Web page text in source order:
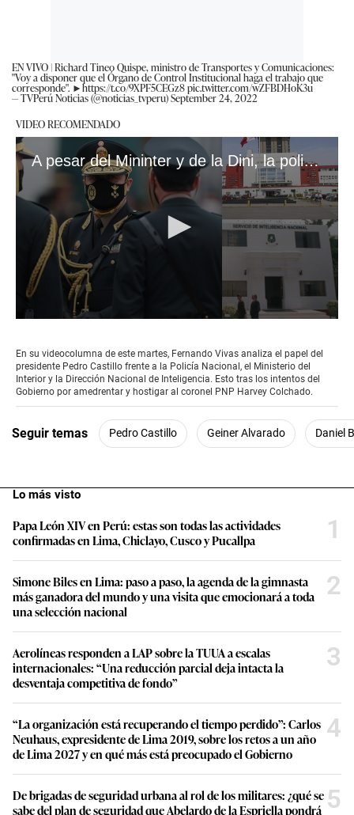
EN VIVO | Richard Tineo Quispe, ministro de Transportes y Comunicaciones:
"Voy a disponer que el Órgano de Control Institucional haga el trabajo que
corresponde". ►https://t.co/9XPF5CEGz8pic.twitter.com/wZFBDHoK3u
— TVPerú Noticias (@noticias_tvperu)September 24, 2022
VIDEO RECOMENDADO
A pesar del Mininter y de la Dini, la policía se defiende #VideosEC #CO
of
6
minutes,
28
seconds
En su videocolumna de este martes, Fernando Vivas analiza el papel del
presidente Pedro Castillo frente a la Policía Nacional, el Ministerio del
Interior y la Dirección Nacional de Inteligencia. Esto tras los intentos del
Gobierno por amedrentar y hostigar al coronel PNP Harvey Colchado.
Seguir temas Pedro Castillo Geiner Alvarado Daniel
Lo más visto
Papa León XIV en Perú: estas son todas las actividades
confirmadas en Lima, Chiclayo, Cusco y Pucallpa
1
Simone Biles en Lima: paso a paso, la agenda de la gimnasta
más ganadora del mundo y una visita que emocionará a toda
una selección nacional
2
Aerolíneas responden a LAP sobre la TUUA a escalas
internacionales: “Una reducción parcial deja intacta la
desventaja competitiva de fondo”
3
“La organización está recuperando el tiempo perdido”: Carlos
Neuhaus, expresidente de Lima 2019, sobre los retos a un año
de Lima 2027 y en qué más está preocupado el Gobierno
4
De brigadas de seguridad urbana al rol de los militares: ¿qué se
sabe del plan de seguridad que Abelardo de la Espriella pondrá 5